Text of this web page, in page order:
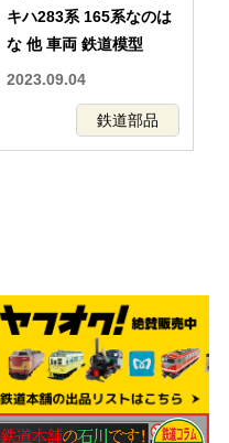
キハ283系 165系なのは
な 他 車両 鉄道模型
2023.09.04
鉄道部品